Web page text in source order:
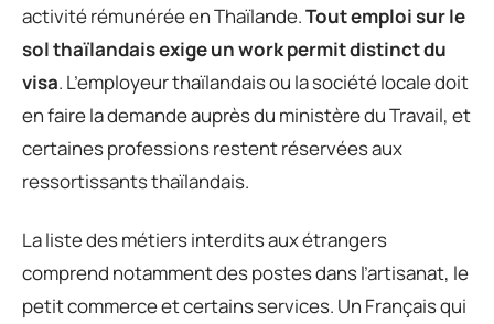
activité rémunérée en Thaïlande.Tout emploi sur le
sol thaïlandais exige un work permit distinct du
visa. L’employeur thaïlandais ou la société locale doit
en faire la demande auprès du ministère du Travail, et
certaines professions restent réservées aux
ressortissants thaïlandais.
La liste des métiers interdits aux étrangers
comprend notamment des postes dans l’artisanat, le
petit commerce et certains services. Un Français qui